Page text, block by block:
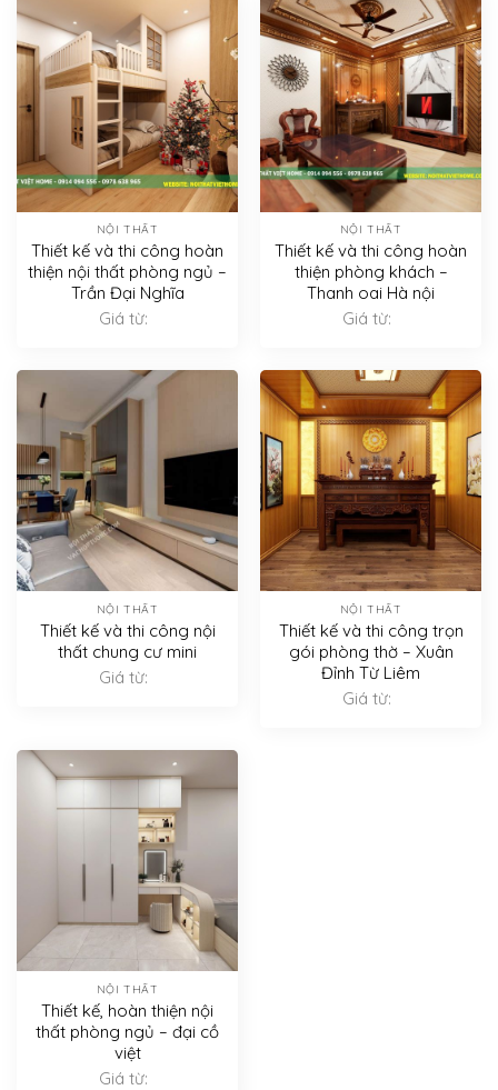
NỘI THẤT
Thiết kế và thi công hoàn
thiện nội thất phòng ngủ –
Trần Đại Nghĩa
Giá từ:
NỘI THẤT
Thiết kế và thi công hoàn
thiện phòng khách –
Thanh oai Hà nội
Giá từ:
NỘI THẤT
Thiết kế và thi công nội
thất chung cư mini
Giá từ:
NỘI THẤT
Thiết kế và thi công trọn
gói phòng thờ – Xuân
Đỉnh Từ Liêm
Giá từ:
NỘI THẤT
Thiết kế, hoàn thiện nội
thất phòng ngủ – đại cồ
việt
Giá từ: